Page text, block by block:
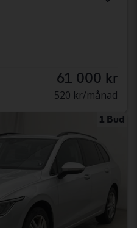
61 000 kr
520 kr/månad
1 Bud